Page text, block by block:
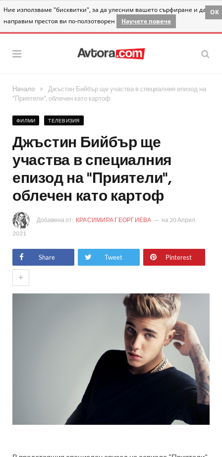
Ние използваме "бисквитки", за да улесним вашето сърфиране и да
направим престоя ви по-ползотворен
Научете повече
OK
Начало »
Джъстин Бийбър ще участва в специалния епизод на
"Приятели", облечен като картоф
ФИЛМИ ТЕЛЕВИЗИЯ
Джъстин Бийбър ще
участва в специалния
епизод на "Приятели",
облечен като картоф
Добавена от: КРАСИМИРА ГЕОРГИЕВА на 20 Април
2021
Share Tweet Pinterest
+